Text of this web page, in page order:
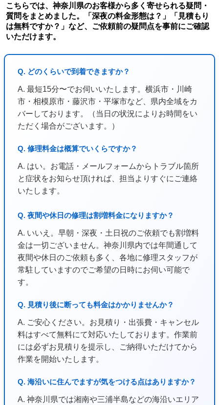
こちらでは、神奈川県のお客様から多く寄せられる疑問・
質問をまとめました。「深夜の料金形態は？」「見積もり
は無料ですか？」など、ご依頼前の疑問点を事前にご確認
いただけます。
Q. どのくらいで到着できますか？
A. 最短15分〜でお伺いいたします。横浜市・川崎
市・相模原市・藤沢市・平塚市など、県内全域をカ
バーしております。（当日の状況によりお時間をい
ただく場合がございます。）
Q. 修理料金は概算でいくらですか？
A. はい。お電話・メールフォームからトラブル箇所
と症状をお知らせ頂ければ、担当よりすぐにご連絡
いたします。
Q. 夜間や休日の修理は割増料金になりますか？
A. いいえ。早朝・深夜・土日祝のご依頼でも割増料
金は一切ございません。神奈川県内では年間通して
夜間や休日のご依頼も多く、各地に修理スタッフが
常駐していますのでご希望の日時にお伺い可能で
す。
Q. 見積り後に断っても料金はかかりませんか？
A. ご安心ください。お見積り・出張費・キャンセル
料はすべて無料にて対応いたしております。作業前
には必ずお見積りを提示し、ご納得いただけてから
作業を開始いたします。
Q. 海沿いに住んでますが気をつける点はありますか？
A. 神奈川県では湘南や三浦半島などの海沿いエリア